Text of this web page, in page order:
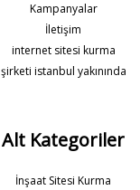
Kampanyalar
İletişim
internet sitesi kurma
şirketi istanbul yakınında
Alt Kategoriler
İnşaat Sitesi Kurma